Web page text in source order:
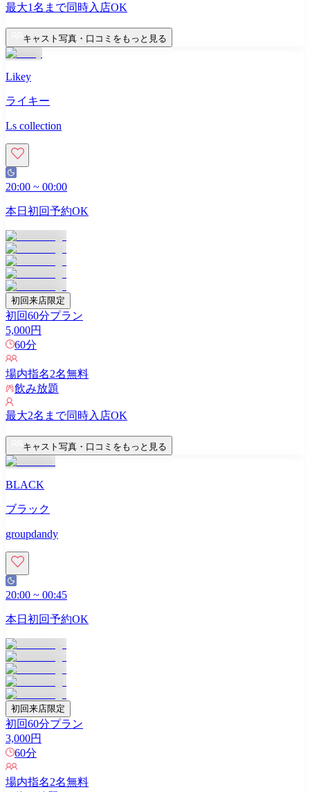
最大1名まで同時入店OK
キャスト写真・口コミをもっと見る
Likey
ライキー
Ls collection
20:00 ~ 00:00
本日初回予約OK
初回来店限定
初回60分プラン
5,000円
60分
場内指名2名無料
飲み放題
最大2名まで同時入店OK
キャスト写真・口コミをもっと見る
BLACK
ブラック
groupdandy
20:00 ~ 00:45
本日初回予約OK
初回来店限定
初回60分プラン
3,000円
60分
場内指名2名無料